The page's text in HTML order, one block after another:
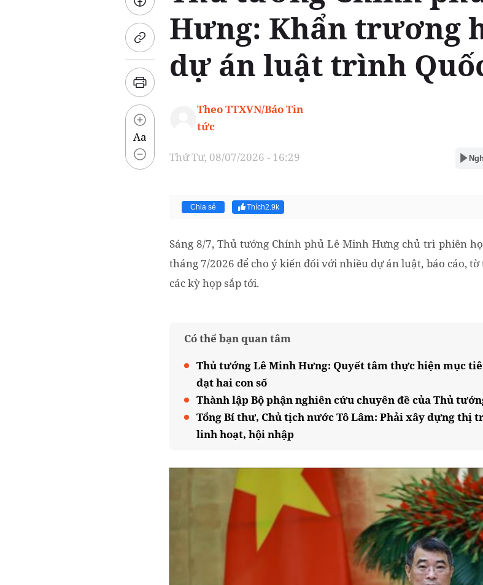
Aa
Hưng: Khẩn trương
dự án luật trình
Theo TTXVN/Báo Tin
tức
Thứ Tư, 08/07/2026 - 16:29
Chia sẻ Thích2.9k
Sáng 8/7, Thủ tướng Chính phủ Lê Minh Hưng chủ trì phiên
tháng 7/2026 để cho ý kiến đối với nhiều dự án luật, báo cáo,
các kỳ họp sắp tới.
Có thể bạn quan tâm
Thủ tướng Lê Minh Hưng: Quyết tâm thực hiện mục
đạt hai con số
Thành lập Bộ phận nghiên cứu chuyên đề của Thủ
Tổng Bí thư, Chủ tịch nước Tô Lâm: Phải xây dựng thị
linh hoạt, hội nhập